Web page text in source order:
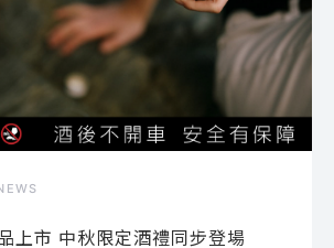
上市 中秋限定酒禮同步登場